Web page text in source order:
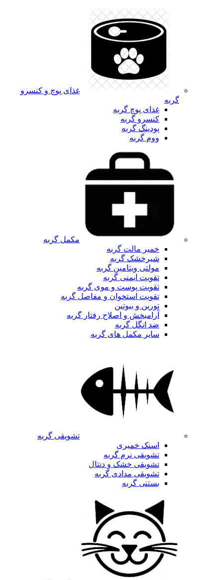
غذای پوچ و کنسرو
گربه
غذای پوچ گربه
کنسرو گربه
پودینگ گربه
ووم گربه
مکمل گربه
خمیر مالت گربه
شیرخشک گربه
مولتی ویتامین گربه
تقویت ایمنی گربه
تقویت پوست و موی گربه
تقویت استخوان و مفاصل گربه
تورین و بیوتین
آرامبخش و اصلاح رفتار گربه
ضد انگل گربه
سایر مکمل های گربه
تشویقی گربه
اسنک خمیری
تشویقی نرم گربه
تشویقی خشک و دنتال
تشویقی مدادی گربه
بستنی گربه